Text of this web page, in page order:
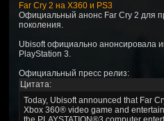
Far Cry 2 на X360 и PS3
Официальный анонс Far Cry 2 для
поколения.
Ubisoft официально анонсировала
PlayStation 3.
Официальный пресс релиз:
Цитата:
Today, Ubisoft announced that Far
Xbox 360® video game and